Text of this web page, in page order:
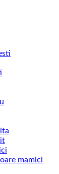
mamici